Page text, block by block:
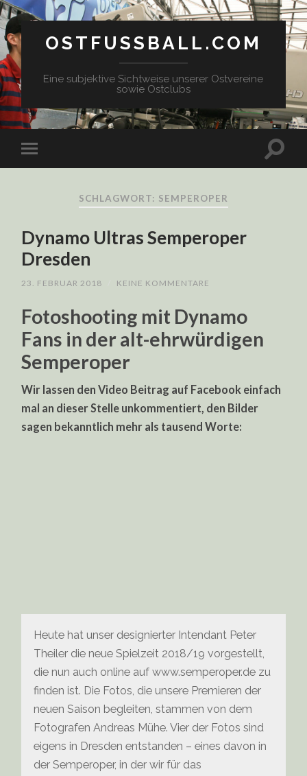
OSTFUSSBALL.COM
Eine subjektive Sichtweise unserer Ostvereine
sowie Ostclubs
SCHLAGWORT: SEMPEROPER
Dynamo Ultras Semperoper
Dresden
23. FEBRUAR 2018 KEINE KOMMENTARE
Fotoshooting mit Dynamo
Fans in der alt-ehrwürdigen
Semperoper
Wir lassen den Video Beitrag auf Facebook einfach
mal an dieser Stelle unkommentiert, den Bilder
sagen bekanntlich mehr als tausend Worte:
Heute hat unser designierter Intendant Peter
Theiler die neue Spielzeit 2018/19 vorgestellt,
die nun auch online auf www.semperoper.de zu
finden ist. Die Fotos, die unsere Premieren der
neuen Saison begleiten, stammen von dem
Fotografen Andreas Mühe. Vier der Fotos sind
eigens in Dresden entstanden – eines davon in
der Semperoper, in der wir für das